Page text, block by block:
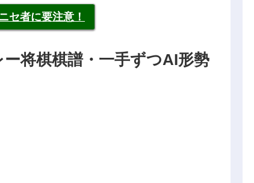
者に要注意！
将棋棋譜・一手ずつAI形勢